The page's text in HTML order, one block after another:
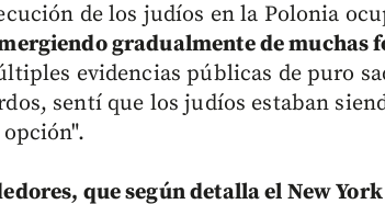
de los judíos en la Polonia
gradualmente de muchas
evidencias públicas de puro
sentí que los judíos estaban
que según detalla el New